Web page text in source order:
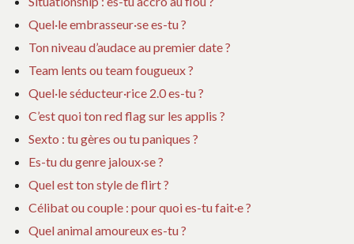
Quel·le embrasseur·se es-tu ?
Ton niveau d’audace au premier date ?
Team lents ou team fougueux ?
Quel·le séducteur·rice 2.0 es-tu ?
C’est quoi ton red flag sur les applis ?
Sexto : tu gères ou tu paniques ?
Es-tu du genre jaloux·se ?
Quel est ton style de flirt ?
Célibat ou couple : pour quoi es-tu fait·e ?
Quel animal amoureux es-tu ?